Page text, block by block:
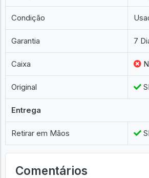
Condição
Garantia 7
Caixa
Original
Entrega
Retirar em Mãos
Comentários